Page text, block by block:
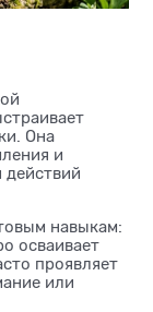
Она
и
действий
навыкам:
осваивает
проявляет
или